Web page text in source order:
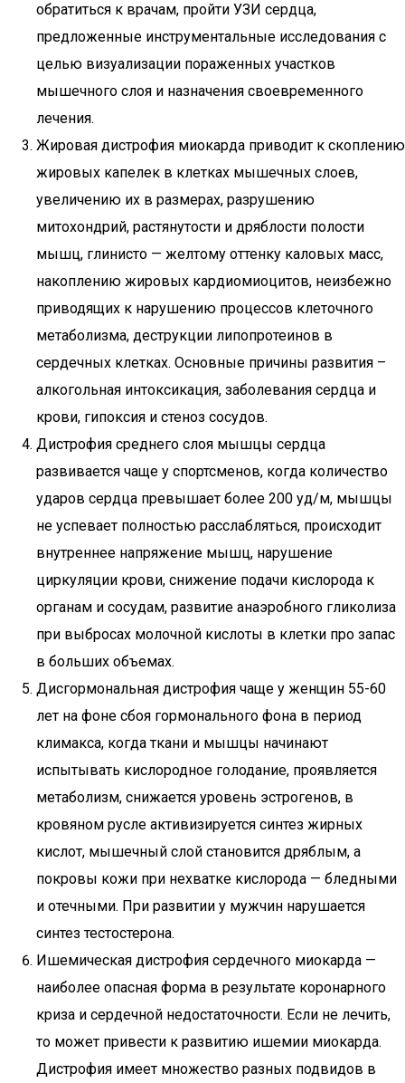
обратиться к врачам, пройти УЗИ сердца,
предложенные инструментальные исследования с
целью визуализации пораженных участков
мышечного слоя и назначения своевременного
лечения.
Жировая дистрофия миокарда приводит к скоплению
жировых капелек в клетках мышечных слоев,
увеличению их в размерах, разрушению
митохондрий, растянутости и дряблости полости
мышц, глинисто — желтому оттенку каловых масс,
накоплению жировых кардиомиоцитов, неизбежно
приводящих к нарушению процессов клеточного
метаболизма, деструкции липопротеинов в
сердечных клетках. Основные причины развития –
алкогольная интоксикация, заболевания сердца и
крови, гипоксия и стеноз сосудов.
Дистрофия среднего слоя мышцы сердца
развивается чаще у спортсменов, когда количество
ударов сердца превышает более 200 уд/м, мышцы
не успевает полностью расслабляться, происходит
внутреннее напряжение мышц, нарушение
циркуляции крови, снижение подачи кислорода к
органам и сосудам, развитие анаэробного гликолиза
при выбросах молочной кислоты в клетки про запас
в больших объемах.
Дисгормональная дистрофия чаще у женщин 55-60
лет на фоне сбоя гормонального фона в период
климакса, когда ткани и мышцы начинают
испытывать кислородное голодание, проявляется
метаболизм, снижается уровень эстрогенов, в
кровяном русле активизируется синтез жирных
кислот, мышечный слой становится дряблым, а
покровы кожи при нехватке кислорода — бледными
и отечными. При развитии у мужчин нарушается
синтез тестостерона.
Ишемическая дистрофия сердечного миокарда —
наиболее опасная форма в результате коронарного
криза и сердечной недостаточности. Если не лечить,
то может привести к развитию ишемии миокарда.
Дистрофия имеет множество разных подвидов в